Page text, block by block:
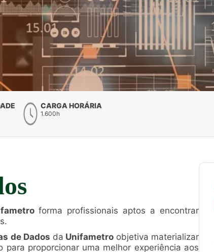
CARGA HORÁRIA
1.600h
forma profissionais aptos a encontrar
de Dados da Unifametro objetiva materializar
proporcionar uma melhor experiência aos